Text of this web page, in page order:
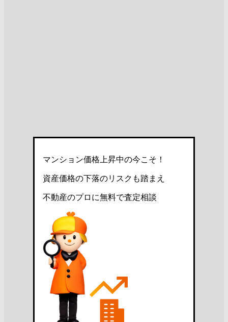
マンション価格上昇中の今こそ！
資産価格の下落のリスクも踏まえ
不動産のプロに無料で査定相談